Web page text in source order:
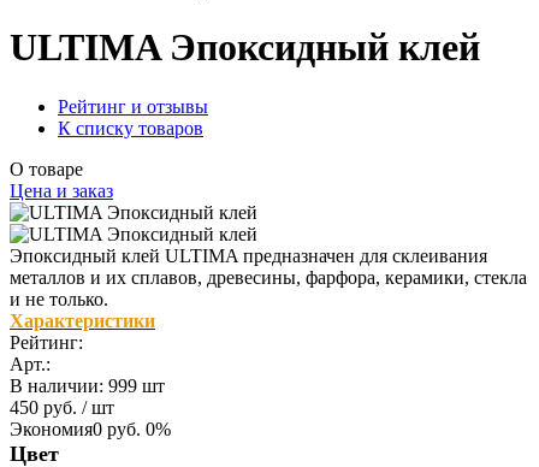
ULTIMA Эпоксидный клей
Рейтинг и отзывы
К списку товаров
О товаре
Цена и заказ
Эпоксидный клей ULTIMA предназначен для склеивания
металлов и их сплавов, древесины, фарфора, керамики, стекла
и не только.
Характеристики
Рейтинг:
Арт.:
В наличии: 999 шт
450 руб. / шт
Экономия0 руб. 0%
Цвет